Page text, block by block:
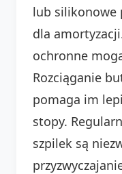
lub silikonowe
dla
ochronne
Rozciąganie
pomaga im
stopy.
szpilek są